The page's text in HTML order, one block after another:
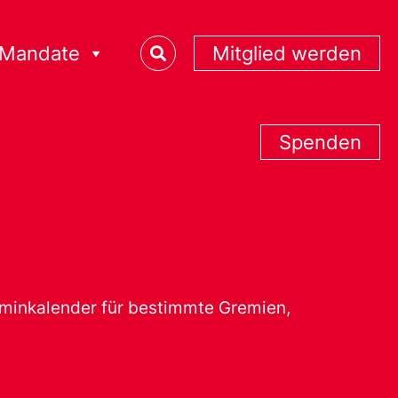
Mandate Mitglied werden
Spenden
für bestimmte Gremien,